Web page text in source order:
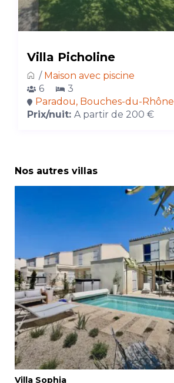
Villa Picholine
/ Maison avec piscine
6
3
Paradou, Bouches-du-Rhône
Prix/nuit: A partir de 200 €
Nos autres villas
Villa Sophia